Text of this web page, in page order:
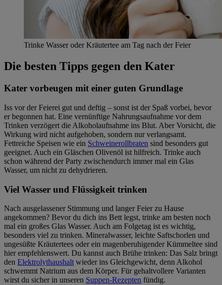
Trinke Wasser oder Kräutertee am Tag nach der Feier
Die besten Tipps gegen den Kater
Kater vorbeugen mit einer guten Grundlage
Iss vor der Feierei gut und deftig – sonst ist der Spaß vorbei, bevor
er begonnen hat. Eine vernünftige Nahrungsaufnahme vor dem
Trinken verzögert die Alkoholaufnahme ins Blut. Aber Vorsicht, die
Wirkung wird nicht aufgehoben, sondern nur verlangsamt.
Fettreiche Speisen wie ein Schweinerollbraten sind besonders gut
geeignet. Auch ein Gläschen Olivenöl ist hilfreich. Trinke auch
schon während der Party zwischendurch immer mal ein Glas
Wasser, um nicht zu dehydrieren.
Viel Wasser und Flüssigkeit trinken
Nach ausgelassener Stimmung und langer Feier zu Hause
angekommen? Bevor du dich ins Bett legst, trinke am besten noch
mal ein großes Glas Wasser. Auch am Folgetag ist es wichtig,
besonders viel zu trinken. Mineralwasser, leichte Saftschorlen und
ungesüßte Kräutertees oder ein magenberuhigender Kümmeltee sind
hier empfehlenswert. Du kannst auch Brühe trinken: Das Salz bringt
den Elektrolythaushalt wieder ins Gleichgewicht, denn Alkohol
schwemmt Natrium aus dem Körper. Für gehaltvollere Varianten
wirst du sicher in unseren Suppen-Rezepten fündig.